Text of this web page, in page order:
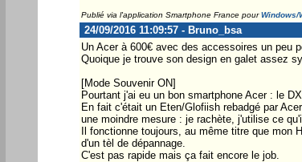
Publié via l'application Smartphone France pourWindows/
24/09/2016 11:09:57 - Bruno_bsa
Un Acer à 600€ avec des accessoires un peu
Quoique je trouve son design en galet assez
[Mode Souvenir ON]
Pourtant j'ai eu un bon smartphone Acer : le
En fait c'était un Eten/Glofiish rebadgé par
une moindre mesure : je rachète, j'utilise ce
Il fonctionne toujours, au même titre que mon
d'un tèl de dépannage.
C'est pas rapide mais ça fait encore le job.